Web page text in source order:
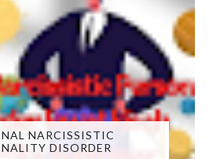
NARCISSISTIC
DISORDER